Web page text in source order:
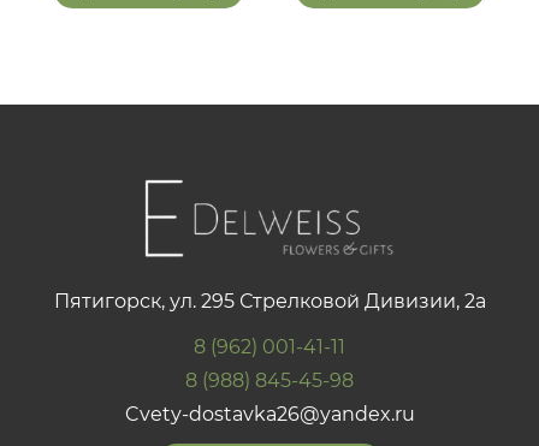
Пятигорск, ул. 295 Стрелковой Дивизии, 2а
8 (962) 001-41-11
8 (988) 845-45-98
Cvety-dostavka26@yandex.ru